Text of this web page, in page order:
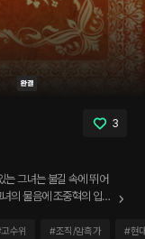
3
는 그녀는 불길 속에 뛰어
고수위 #조직/암흑가 #현